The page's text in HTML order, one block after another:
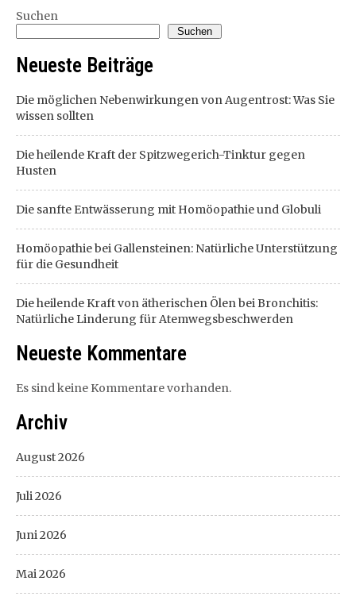
Suchen
Suchen
Neueste Beiträge
Die möglichen Nebenwirkungen von Augentrost: Was Sie
wissen sollten
Die heilende Kraft der Spitzwegerich-Tinktur gegen
Husten
Die sanfte Entwässerung mit Homöopathie und Globuli
Homöopathie bei Gallensteinen: Natürliche Unterstützung
für die Gesundheit
Die heilende Kraft von ätherischen Ölen bei Bronchitis:
Natürliche Linderung für Atemwegsbeschwerden
Neueste Kommentare
Es sind keine Kommentare vorhanden.
Archiv
August 2026
Juli 2026
Juni 2026
Mai 2026